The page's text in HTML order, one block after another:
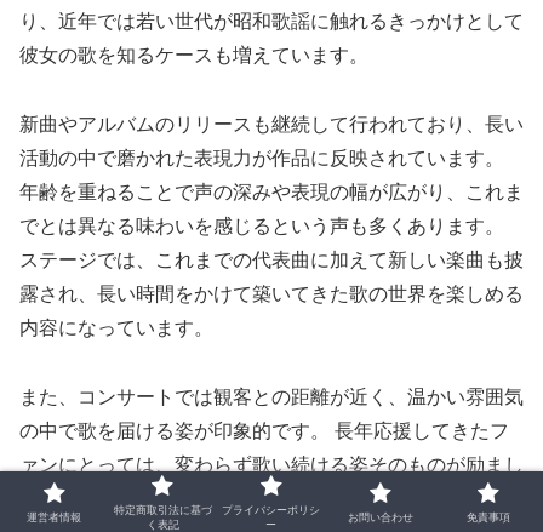
り、近年では若い世代が昭和歌謡に触れるきっかけとして
彼女の歌を知るケースも増えています。
新曲やアルバムのリリースも継続して行われており、長い
活動の中で磨かれた表現力が作品に反映されています。
年齢を重ねることで声の深みや表現の幅が広がり、これま
でとは異なる味わいを感じるという声も多くあります。
ステージでは、これまでの代表曲に加えて新しい楽曲も披
露され、長い時間をかけて築いてきた歌の世界を楽しめる
内容になっています。
また、コンサートでは観客との距離が近く、温かい雰囲気
の中で歌を届ける姿が印象的です。 長年応援してきたフ
ァンにとっては、変わらず歌い続ける姿そのものが励まし
になり、人生の節目に寄り添ってきた歌が今も生き続けて
運営者情報
特定商取引法に基づ
く表記
プライバシーポリシ
ー
お問い合わせ 免責事項